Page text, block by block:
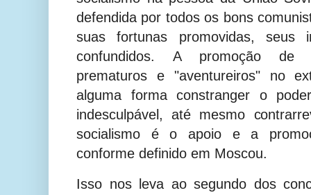
defendida por todos os bons
suas fortunas promovidas, seus
confundidos. A promoção de
prematuros e "aventureiros" no
alguma forma constranger o
indesculpável, até mesmo
socialismo é o apoio e a
conforme definido em Moscou.
Isso nos leva ao segundo dos